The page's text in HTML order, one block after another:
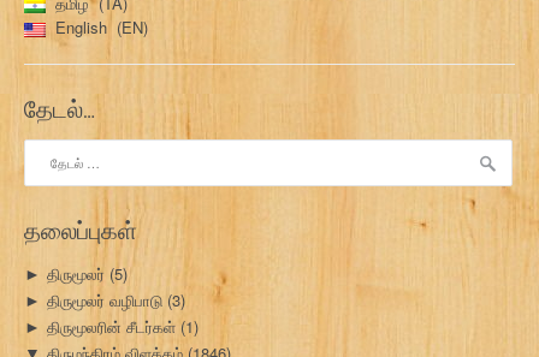
English
EN
தேடல்…
தேடு:
தலைப்புகள்
► திருமூலர் (5)
► திருமூலர் வழிபாடு (3)
► திருமூலரின் சீடர்கள் (1)